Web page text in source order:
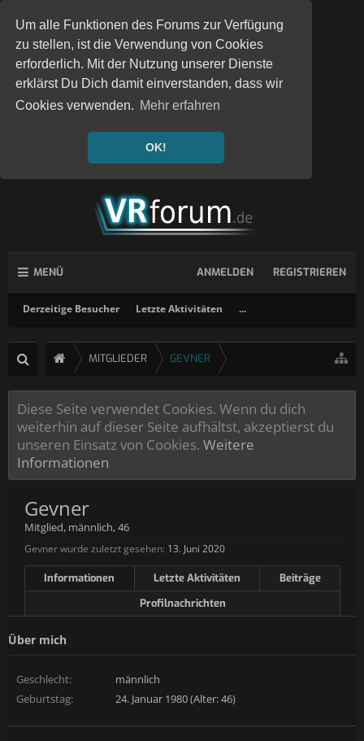
Um alle Funktionen des Forums zur Verfügung
zu stellen, ist die Verwendung von Cookies
erforderlich. Mit der Nutzung unserer Dienste
erklärst Du Dich damit einverstanden, dass wir
Cookies verwenden. Mehr erfahren
OK!
MENÜ
Derzeitige Besucher Letzte Aktivitäten ...
ANMELDEN REGISTRIEREN
MITGLIEDER GEVNER
Diese Seite verwendet Cookies. Wenn du dich
weiterhin auf dieser Seite aufhältst, akzeptierst du
unseren Einsatz von Cookies. Weitere
Informationen
Gevner
Mitglied, männlich, 46
Gevner wurde zuletzt gesehen: 13. Juni 2020
Informationen Letzte Aktivitäten
Beiträge
Profilnachrichten
Über mich
Geschlecht:
männlich
Geburtstag:
24. Januar 1980 (Alter: 46)